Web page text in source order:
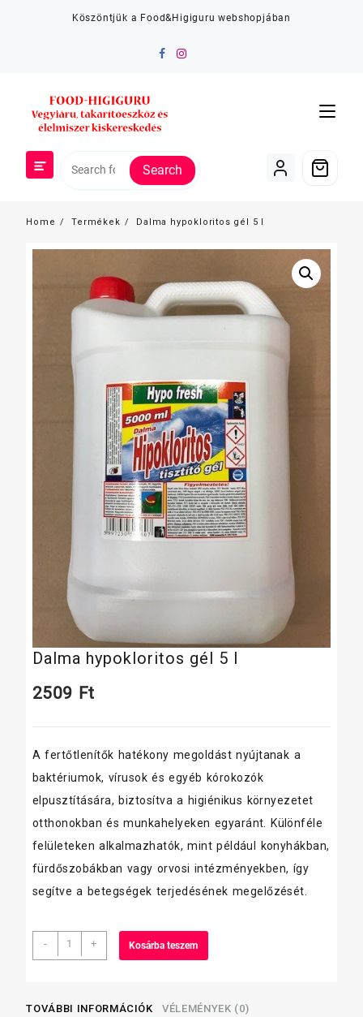
Köszöntjük a Food&Higiguru webshopjában
Search
Home Termékek Dalma hypokloritos gél 5 l
Dalma hypokloritos gél 5 l
2509 Ft
A fertőtlenítők hatékony megoldást nyújtanak a
baktériumok, vírusok és egyéb kórokozók
elpusztítására, biztosítva a higiénikus környezetet
otthonokban és munkahelyeken egyaránt. Különféle
felületeken alkalmazhatók, mint például konyhákban,
fürdőszobákban vagy orvosi intézményekben, így
segítve a betegségek terjedésének megelőzését.
-
Dalma
hypokloritos
l
+ Kosárba teszem
TOVÁBBI INFORMÁCIÓK VÉLEMÉNYEK (0)